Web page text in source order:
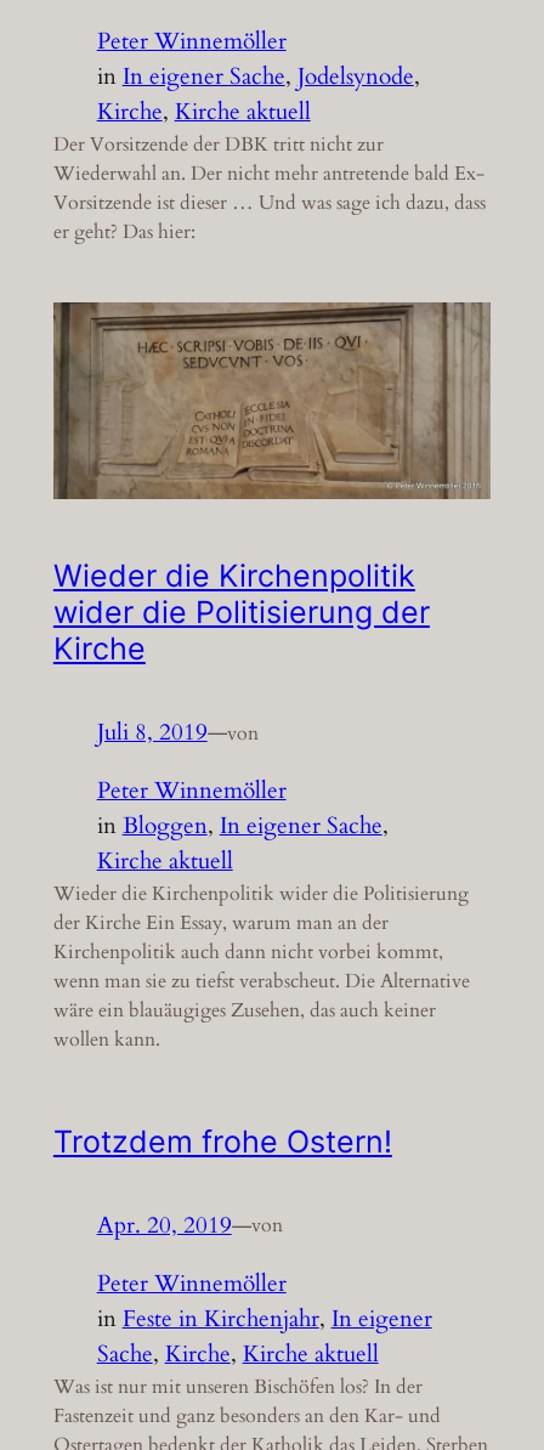
Peter Winnemöller
in In eigener Sache, Jodelsynode
Kirche, Kirche aktuell
Der Vorsitzende der DBK tritt nicht zur
Wiederwahl an. Der nicht mehr antretende bald Ex-
Vorsitzende ist dieser … Und was sage ich dazu, dass
er geht? Das hier:
Wieder die Kirchenpolitik
wider die Politisierung der
Kirche
Juli 8, 2019—von
Peter Winnemöller
inBloggen, In eigener Sache
Kirche aktuell
Wieder die Kirchenpolitik wider die Politisierung
der Kirche Ein Essay, warum man an der
Kirchenpolitik auch dann nicht vorbei kommt,
wenn man sie zu tiefst verabscheut. Die Alternative
wäre ein blauäugiges Zusehen, das auch keiner
wollen kann.
Trotzdem frohe Ostern!
Apr. 20, 2019—von
Peter Winnemöller
in Feste in Kirchenjahr, In eigener
Sache, Kirche, Kirche aktuell
Was ist nur mit unseren Bischöfen los? In der
Fastenzeit und ganz besonders an den Kar- und